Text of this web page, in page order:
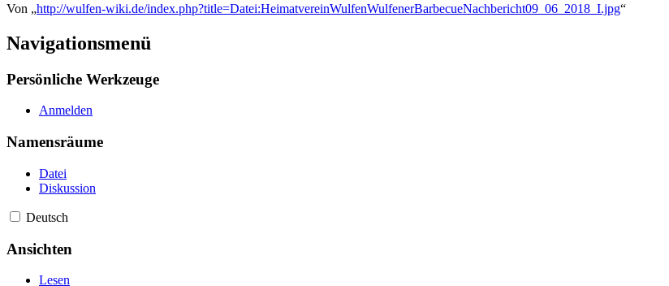
Von „http://wulfen-wiki.de/index.php?title=Datei:HeimatvereinWulfenWulfenerBarbecueNachbericht09_06_2018_I.jpg“
Navigationsmenü
Persönliche Werkzeuge
Anmelden
Namensräume
Datei
Diskussion
Deutsch
Ansichten
Lesen